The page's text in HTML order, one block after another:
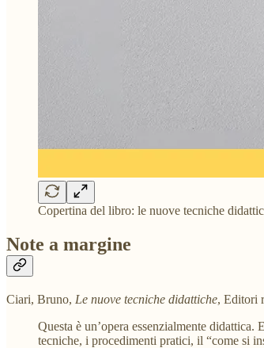
Copertina del libro: le nuove tecniche
Note a margine
Ciari, Bruno, Le nuove tecniche didattiche, Editori
Questa è un’opera essenzialmente
tecniche, i procedimenti pratici, il “come si